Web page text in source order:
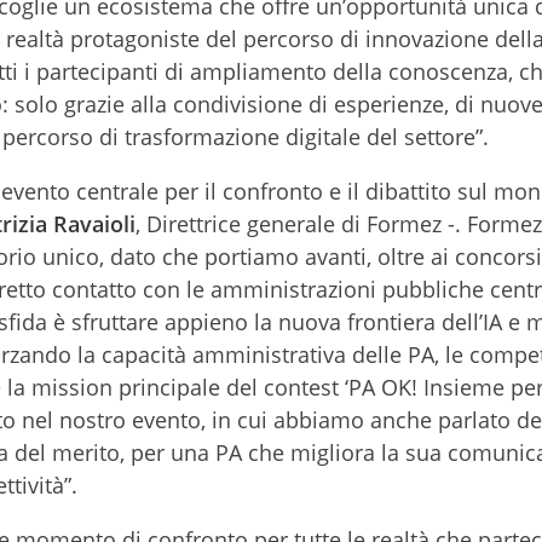
un ecosistema che offre un’opportunità unica
protagoniste del percorso di innovazione
i partecipanti di ampliamento della conoscenza,
grazie alla condivisione di esperienze, di
di trasformazione digitale del settore”.
evento centrale per il confronto e il dibattito sul
Ravaioli, Direttrice generale di Formez -.
unico, dato che portiamo avanti, oltre ai
contatto con le amministrazioni pubbliche
è sfruttare appieno la nuova frontiera dell’IA e
la capacità amministrativa delle PA, le
mission principale del contest ‘PA OK! Insieme
nel nostro evento, in cui abbiamo anche parlato
del merito, per una PA che migliora la sua